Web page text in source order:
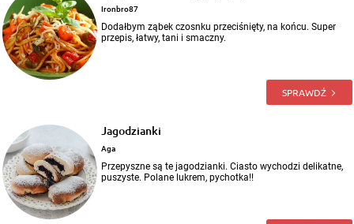
Ironbro87
Dodałbym ząbek czosnku przeciśnięty, na końcu. Super
przepis, łatwy, tani i smaczny.
SPRAWDŹ
Jagodzianki
Aga
Przepyszne są te jagodzianki. Ciasto wychodzi delikatne,
puszyste. Polane lukrem, pychotka!!